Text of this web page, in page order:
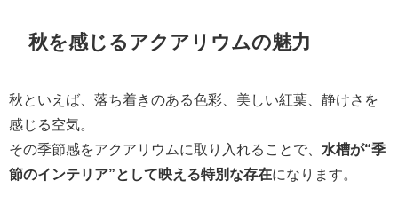
秋を感じるアクアリウムの魅力
秋といえば、落ち着きのある色彩、美しい紅葉、静けさを
感じる空気。
その季節感をアクアリウムに取り入れることで、 水槽が“季
節のインテリア”として映える特別な存在になります。